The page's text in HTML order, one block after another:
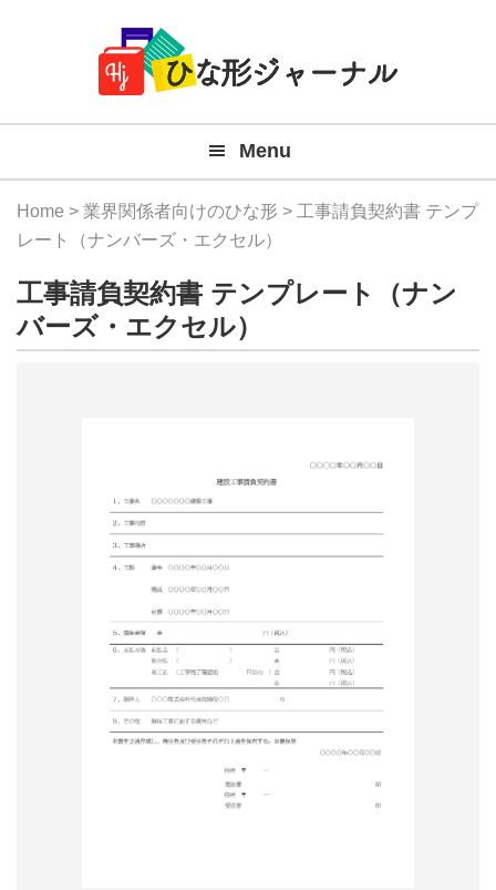
Navigation
料
テ
プ
ー
Menu
Home > 業界関係者向けのひな形 > 工事請負契約書 テンプ
レート（ナンバーズ・エクセル）
工事請負契約書 テンプレート（ナン
バーズ・エクセル）